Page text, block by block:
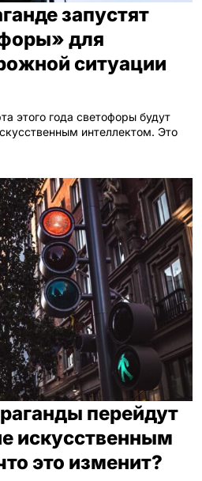
запустят
для
ситуации
этого года светофоры будут
интеллектом. Это
перейдут
искусственным
это изменит?